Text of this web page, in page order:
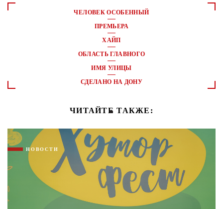
ЧЕЛОВЕК ОСОБЕННЫЙ
ПРЕМЬЕРА
ХАЙП
ОБЛАСТЬ ГЛАВНОГО
ИМЯ УЛИЦЫ
СДЕЛАНО НА ДОНУ
ЧИТАЙТЕ ТАКЖЕ:
НОВОСТИ